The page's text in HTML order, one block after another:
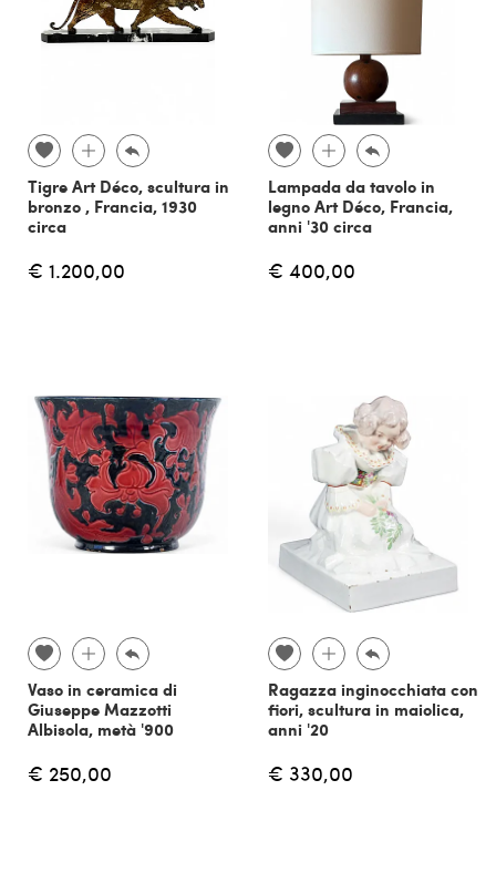
Tigre Art Déco, scultura in
bronzo , Francia, 1930
circa
€ 1.200,00
Lampada da tavolo in
legno Art Déco, Francia,
anni '30 circa
€ 400,00
Vaso in ceramica di
Giuseppe Mazzotti
Albisola, metà '900
€ 250,00
Ragazza inginocchiata con
fiori, scultura in maiolica,
anni '20
€ 330,00